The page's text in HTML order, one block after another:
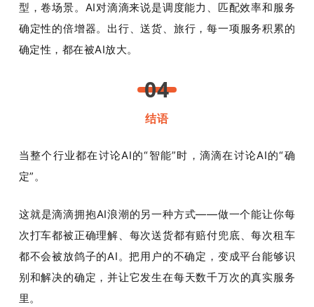
型，卷场景。AI对滴滴来说是调度能力、匹配效率和服务
确定性的倍增器。出行、送货、旅行，每一项服务积累的
确定性，都在被AI放大。
04
结语
当整个行业都在讨论AI的“智能”时，滴滴在讨论AI的“确
定”。
这就是滴滴拥抱AI浪潮的另一种方式——做一个能让你每
次打车都被正确理解、每次送货都有赔付兜底、每次租车
都不会被放鸽子的AI。把用户的不确定，变成平台能够识
别和解决的确定，并让它发生在每天数千万次的真实服务
里。